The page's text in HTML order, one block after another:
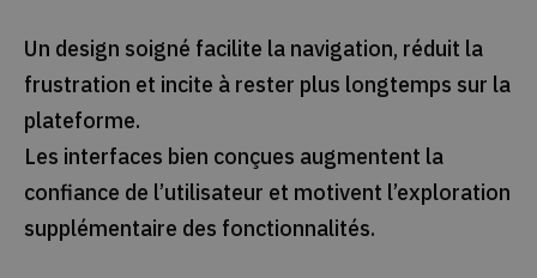
Un design soigné facilite la navigation, réduit la
frustration et incite à rester plus longtemps sur la
plateforme.
Les interfaces bien conçues augmentent la
confiance de l’utilisateur et motivent l’exploration
supplémentaire des fonctionnalités.